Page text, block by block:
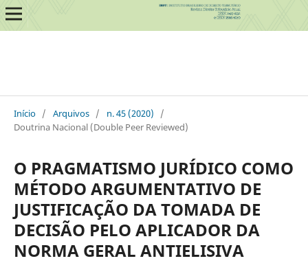
Início / Arquivos / n. 45 (2020)
/
Doutrina Nacional (Double Peer Reviewed)
O PRAGMATISMO JURÍDICO COMO
MÉTODO ARGUMENTATIVO DE
JUSTIFICAÇÃO DA TOMADA DE
DECISÃO PELO APLICADOR DA
NORMA GERAL ANTIELISIVA